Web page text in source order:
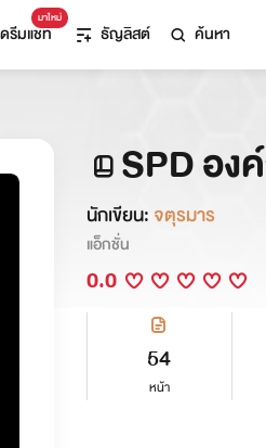
มาใหม่
ดรีมแชท ธัญลิสต์ ค้นหา
SPD อง
นักเขียน: จตุรมาร
แอ็กชั่น
0.0
54
หน้า